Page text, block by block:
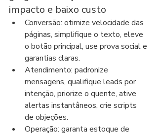
impacto e baixo custo
Conversão: otimize velocidade das
páginas, simplifique o texto, eleve
o botão principal, use prova social e
garantias claras.
Atendimento: padronize
mensagens, qualifique leads por
intenção, priorize o quente, ative
alertas instantâneos, crie scripts
de objeções.
Operação: garanta estoque de